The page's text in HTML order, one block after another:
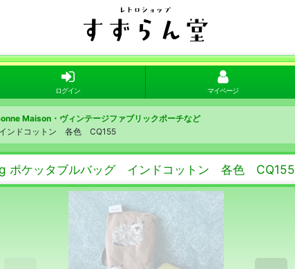
ログイン マイページ
Maison・ヴィンテージファブリックポーチなど
インドコットン 各色 CQ155
ポケッタブルバッグ インドコットン 各色 CQ155